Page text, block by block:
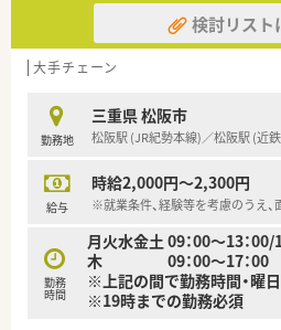
検討リスト
大手チェーン
勤務地
三重県 松阪市
松阪駅 (JR紀勢本線)／松阪駅 (近
給与
時給2,000円～2,300円
※就業条件、経験等を考慮のうえ、
勤務
時間
月火水金土 09：00～13：00/
木 09：00～17：00
※上記の間で勤務時間・曜日
※19時までの勤務必須